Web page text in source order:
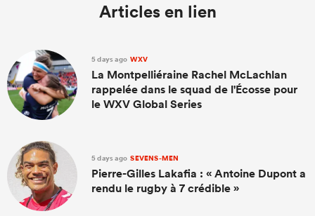
Articles en lien
5 days ago WXV
La Montpelliéraine Rachel McLachlan
rappelée dans le squad de l'Écosse pour
le WXV Global Series
5 days ago SEVENS-MEN
Pierre-Gilles Lakafia : « Antoine Dupont a
rendu le rugby à 7 crédible »